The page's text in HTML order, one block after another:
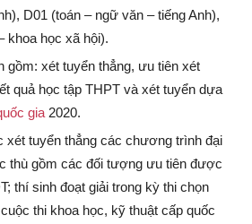
D01 (toán – ngữ văn – tiếng Anh),
khoa học xã hội).
gồm: xét tuyển thẳng, ưu tiên xét
quả học tập THPT và xét tuyển dựa
gia 2020.
xét tuyển thẳng các chương trình đại
thù gồm các đối tượng ưu tiên được
thí sinh đoạt giải trong kỳ thi chọn
thi khoa học, kỹ thuật cấp quốc